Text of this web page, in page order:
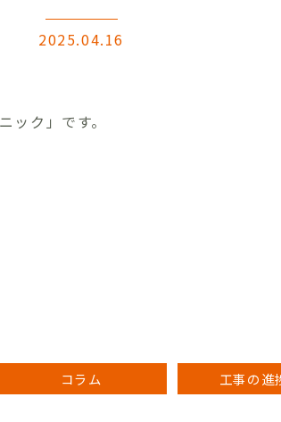
2025.04.16
ク」です。
コラム 工事の進